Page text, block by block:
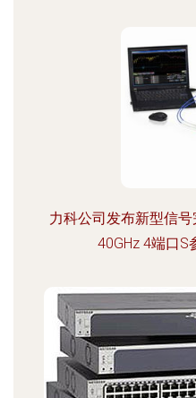
力科公司发布新型信号
40GHz 4端口S